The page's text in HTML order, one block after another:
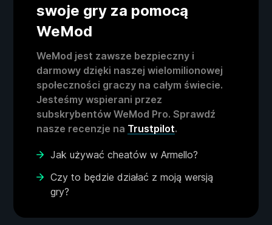
swoje gry za pomocą
WeMod
WeMod jest zawsze bezpieczny i
darmowy dzięki naszej wielomilionowej
społeczności graczy na całym świecie.
Jesteśmy wspierani przez
subskrybentów WeMod Pro. Sprawdź
nasze recenzje na Trustpilot.
Jak używać cheatów w Armello?
Czy to będzie działać z moją wersją
gry?